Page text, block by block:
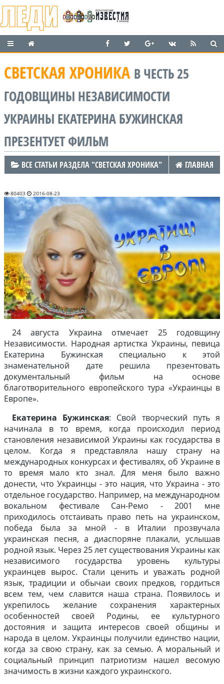
СВЕТСКАЯ ХРОНИКА В ЧЕСТЬ 25
ГОДОВЩИНЫ НЕЗАВИСИМОСТИ
УКРАИНЫ ЕКАТЕРИНА БУЖИНСКАЯ
ПРЕЗЕНТУЕТ ФИЛЬМ
ВСЕ СТАТЬИ РАЗДЕЛА "СВЕТСКАЯ ХРОНИКА" ГЛАВНАЯ
80403 2016-08-23
24 августа Украина отмечает 25 годовщину
Независимости. Народная артистка Украины, певица
Екатерина Бужинская специально к этой
знаменательной дате решила презентовать
документальный фильм на основе
благотворительного европейского тура «Украинцы в
Европе».
Екатерина Бужинская: Свой творческий путь я
начинала в то время, когда происходил период
становления независимой Украины как государства в
целом. Когда я представляла нашу страну на
международных конкурсах и фестивалях, об Украине в
то время мало кто знал. Для меня было важно
донести, что Украинцы - это нация, что Украина - это
отдельное государство. Например, на международном
вокальном фестивале Сан-Ремо - 2001 мне
приходилось отстаивать право петь на украинском,
победа была за мной - в Италии прозвучала
украинская песня, а диаспоряне плакали, услышав
родной язык. Через 25 лет существования Украины как
независимого государства уровень культуры
украинцев вырос. Стали ценить и уважать родной
язык, традиции и обычаи своих предков, гордиться
всем тем, чем славится наша страна. Появилось и
укрепилось желание сохранения характерных
особенностей своей Родины, ее культурного
достояния и защита интересов своей общины и
народа в целом. Украинцы получили единство нации,
когда за свою страну, как за семью. А моральный и
социальный принцип патриотизм нашел весомую
значимость в жизни каждого украинского.